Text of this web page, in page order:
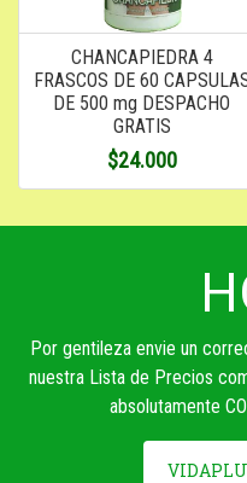
CHANCAPIEDRA 4
FRASCOS DE 60
DE 500 mg DESPACHO
GRATIS
$24.000
Por gentileza envie un
nuestra Lista de Precios
absolutamente